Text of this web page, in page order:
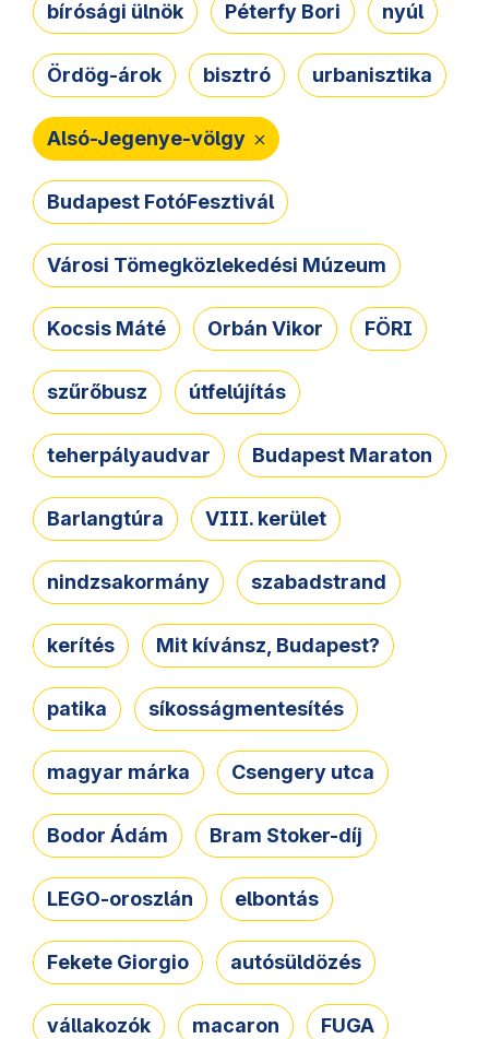
bírósági ülnök Péterfy Bori nyúl
Ördög-árok bisztró urbanisztika
Alsó-Jegenye-völgy
Budapest FotóFesztivál
Városi Tömegközlekedési Múzeum
Kocsis Máté Orbán Vikor FÖRI
szűrőbusz útfelújítás
teherpályaudvar Budapest Maraton
Barlangtúra VIII. kerület
nindzsakormány szabadstrand
kerítés Mit kívánsz, Budapest?
patika síkosságmentesítés
magyar márka Csengery utca
Bodor Ádám Bram Stoker-díj
LEGO-oroszlán elbontás
Fekete Giorgio autósüldözés
vállakozók macaron FUGA